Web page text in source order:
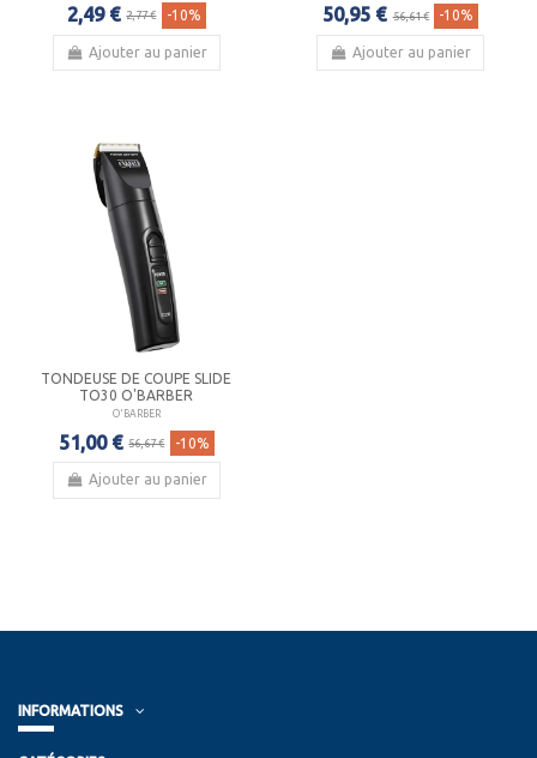
2,49 € 2,77 € -10%
Ajouter au panier
50,95 € 56,61 € -10%
Ajouter au panier
TONDEUSE DE COUPE SLIDE
TO30 O'BARBER
O'BARBER
51,00 € 56,67 € -10%
Ajouter au panier
INFORMATIONS